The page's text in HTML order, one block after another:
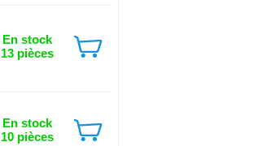
En stock
13 pièces
En stock
10 pièces